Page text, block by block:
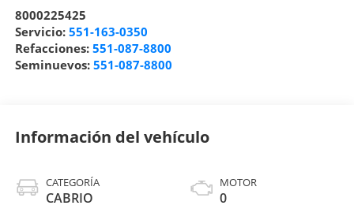
8000225425
Servicio: 551-163-0350
Refacciones: 551-087-8800
Seminuevos: 551-087-8800
Información del vehículo
CATEGORÍA
CABRIO
MOTOR
0